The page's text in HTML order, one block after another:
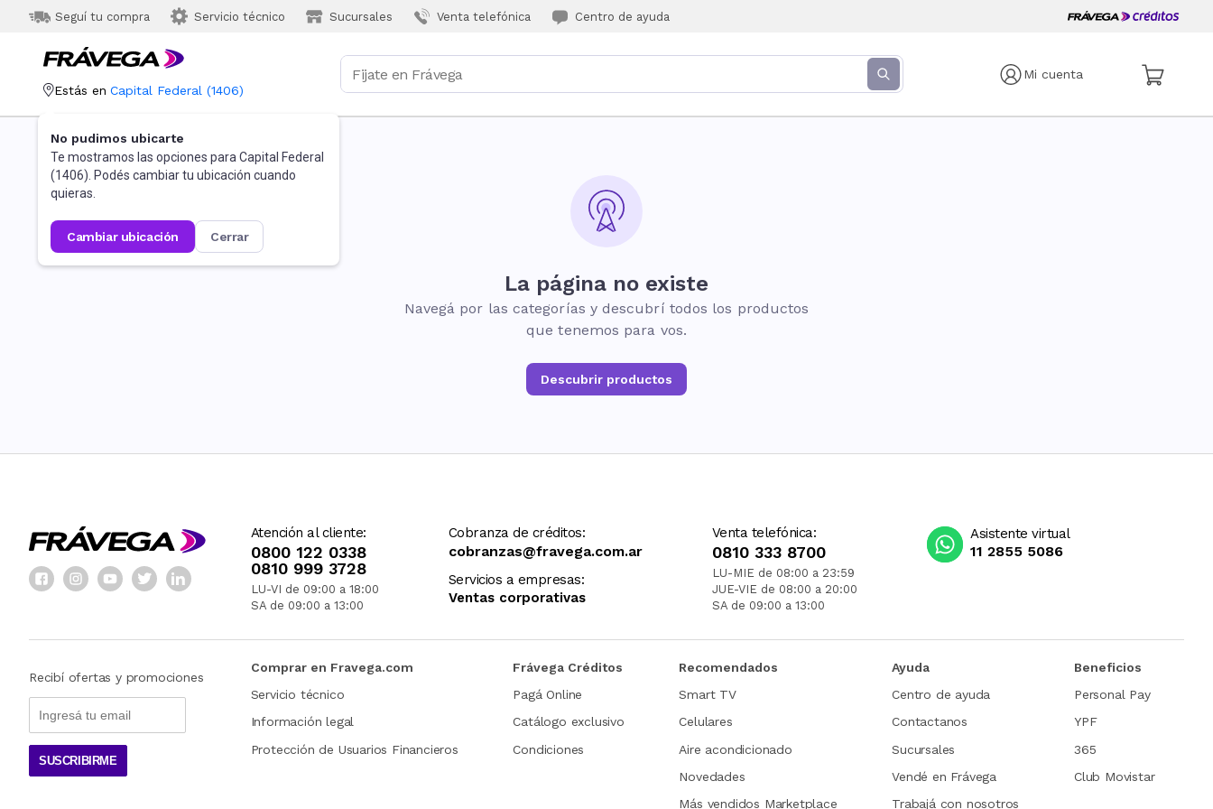
Seguí tu compra Servicio técnico Sucursales Venta telefónica Centro de ayuda
Mi cuenta
Estás en Capital Federal (1406)
No pudimos ubicarte
Te mostramos las opciones para Capital Federal
(1406). Podés cambiar tu ubicación cuando
quieras.
cambiar ubicación cerrar
La página no existe
Navegá por las categorías y descubrí todos los productos
que tenemos para vos.
Descubrir productos
Atención al cliente:
0800 122 0338
0810 999 3728
LU-VI de 09:00 a 18:00
SA de 09:00 a 13:00
Cobranza de créditos:
cobranzas@fravega.com.ar
Servicios a empresas:
Ventas corporativas
Venta telefónica:
0810 333 8700
LU-MIE de 08:00 a 23:59
JUE-VIE de 08:00 a 20:00
SA de 09:00 a 13:00
Asistente virtual
11 2855 5086
Recibí ofertas y promociones
SUSCRIBIRME
Comprar en Fravega.com
Servicio técnico
Información legal
Protección de Usuarios Financieros
Frávega Créditos
Pagá Online
Catálogo exclusivo
Condiciones
Recomendados
Smart TV
Celulares
Aire acondicionado
Novedades
Más vendidos Marketplace
Ayuda
Centro de ayuda
Contactanos
Sucursales
Vendé en Frávega
Trabajá con nosotros
Beneficios
Personal Pay
YPF
365
Club Movistar